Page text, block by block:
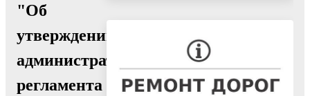
"Об
утверждении
административного
регламента